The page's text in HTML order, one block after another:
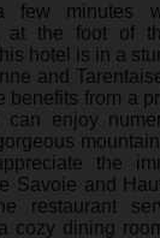
few minutes
at the foot of
hotel is in a
and
benefits from a
can enjoy
the
Savoie and
restaurant
cozy dining